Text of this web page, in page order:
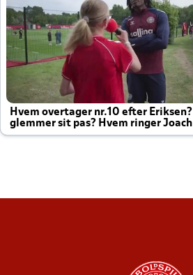
Hvem overtager nr.10 efter
glemmer sit pas? Hvem ringer
altid til efter kampe?